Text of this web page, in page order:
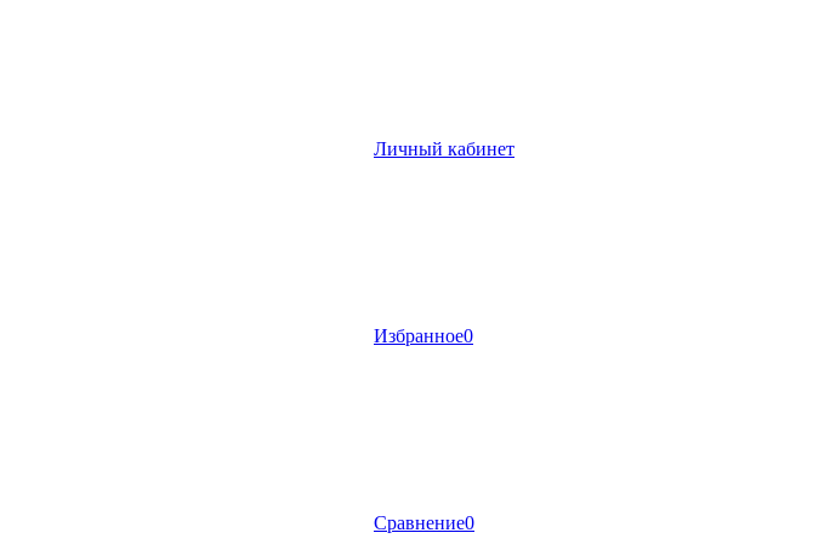
Личный кабинет
Избранное0
Сравнение0